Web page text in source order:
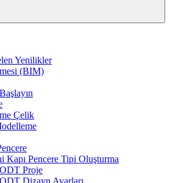
Yenilikler
(BIM)
Çelik
Kapı Pencere Tipi Oluşturma
ODT Proje
ODT Dizayn Ayarları